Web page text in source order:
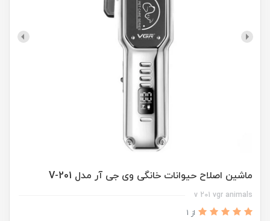
ماشین اصلاح حیوانات خانگی وی جی آر مدل V-201
v 201 vgr animals
از 1